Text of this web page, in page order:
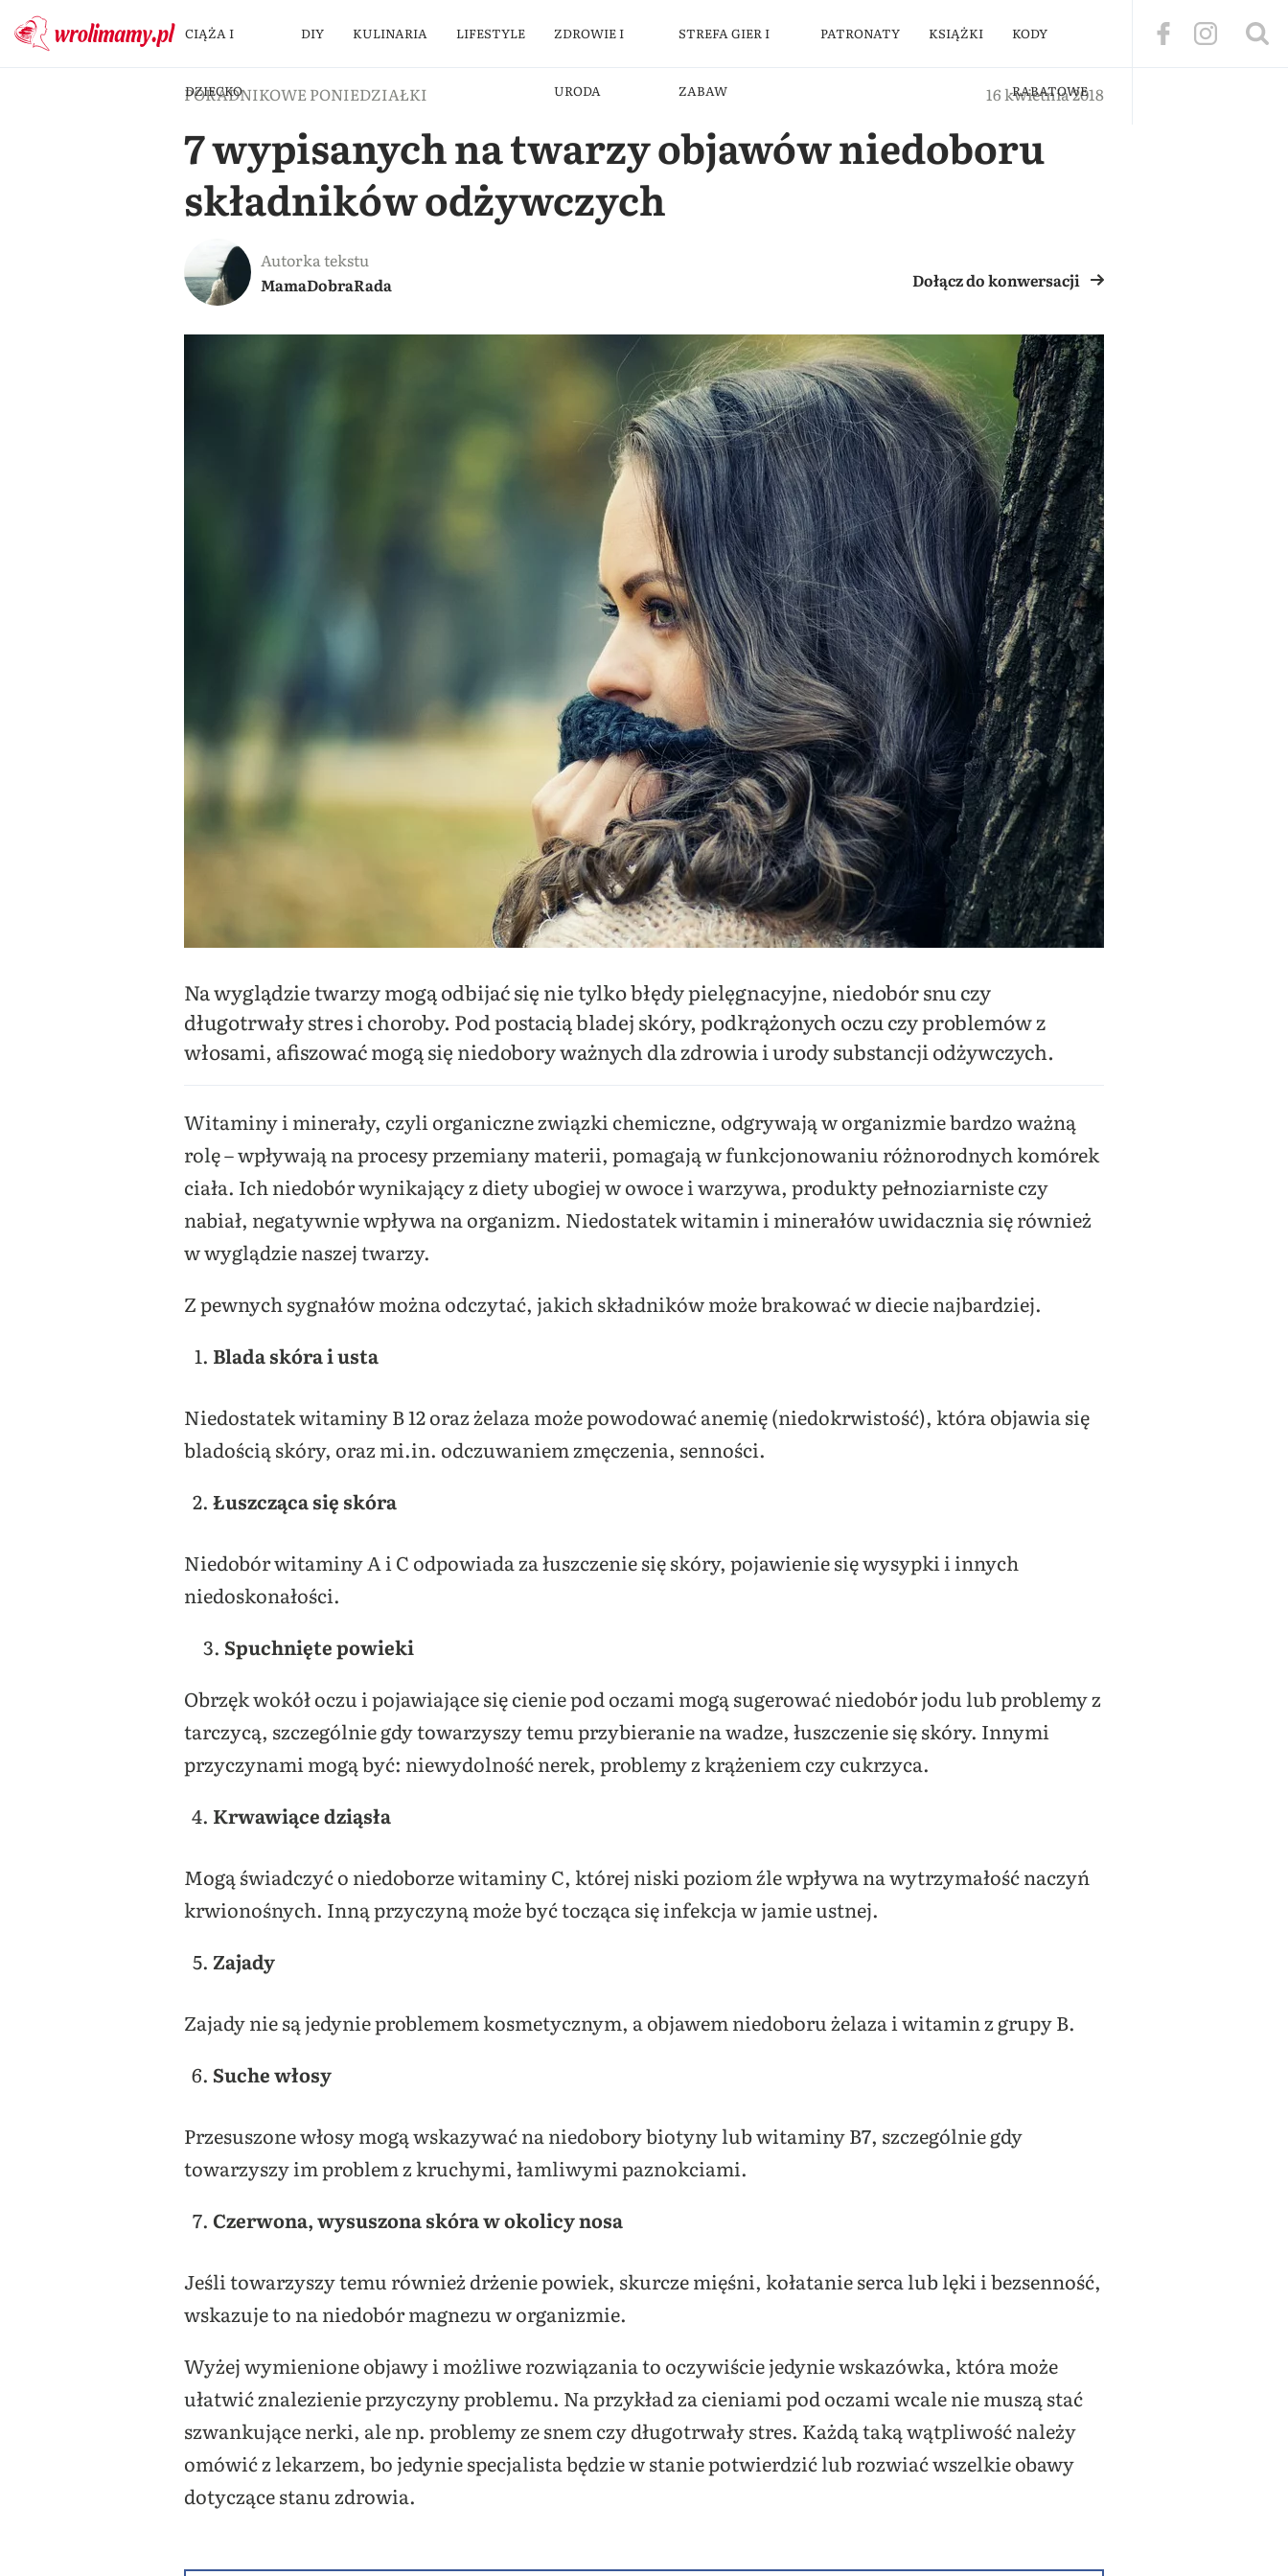
CIĄŻA I
DZIECKO
DIY KULINARIA LIFESTYLE ZDROWIE I
URODA
STREFA GIER I
ZABAW
PATRONATY KSIĄŻKI KODY
RABATOWE
PORADNIKOWE PONIEDZIAŁKI 16 kwietnia 2018
7 wypisanych na twarzy objawów niedoboru
składników odżywczych
Autorka tekstu
MamaDobraRada
Dołącz do konwersacji
Na wyglądzie twarzy mogą odbijać się nie tylko błędy pielęgnacyjne, niedobór snu czy
długotrwały stres i choroby. Pod postacią bladej skóry, podkrążonych oczu czy problemów z
włosami, afiszować mogą się niedobory ważnych dla zdrowia i urody substancji odżywczych.
Witaminy i minerały, czyli organiczne związki chemiczne, odgrywają w organizmie bardzo ważną
rolę – wpływają na procesy przemiany materii, pomagają w funkcjonowaniu różnorodnych komórek
ciała. Ich niedobór wynikający z diety ubogiej w owoce i warzywa, produkty pełnoziarniste czy
nabiał, negatywnie wpływa na organizm. Niedostatek witamin i minerałów uwidacznia się również
w wyglądzie naszej twarzy.
Z pewnych sygnałów można odczytać, jakich składników może brakować w diecie najbardziej.
Blada skóra i usta
Niedostatek witaminy B 12 oraz żelaza może powodować anemię (niedokrwistość), która objawia się
bladością skóry, oraz mi.in. odczuwaniem zmęczenia, senności.
Łuszcząca się skóra
Niedobór witaminy A i C odpowiada za łuszczenie się skóry, pojawienie się wysypki i innych
niedoskonałości.
3. Spuchnięte powieki
Obrzęk wokół oczu i pojawiające się cienie pod oczami mogą sugerować niedobór jodu lub problemy z
tarczycą, szczególnie gdy towarzyszy temu przybieranie na wadze, łuszczenie się skóry. Innymi
przyczynami mogą być: niewydolność nerek, problemy z krążeniem czy cukrzyca.
Krwawiące dziąsła
Mogą świadczyć o niedoborze witaminy C, której niski poziom źle wpływa na wytrzymałość naczyń
krwionośnych. Inną przyczyną może być tocząca się infekcja w jamie ustnej.
Zajady
Zajady nie są jedynie problemem kosmetycznym, a objawem niedoboru żelaza i witamin z grupy B.
Suche włosy
Przesuszone włosy mogą wskazywać na niedobory biotyny lub witaminy B7, szczególnie gdy
towarzyszy im problem z kruchymi, łamliwymi paznokciami.
Czerwona, wysuszona skóra w okolicy nosa
Jeśli towarzyszy temu również drżenie powiek, skurcze mięśni, kołatanie serca lub lęki i bezsenność,
wskazuje to na niedobór magnezu w organizmie.
Wyżej wymienione objawy i możliwe rozwiązania to oczywiście jedynie wskazówka, która może
ułatwić znalezienie przyczyny problemu. Na przykład za cieniami pod oczami wcale nie muszą stać
szwankujące nerki, ale np. problemy ze snem czy długotrwały stres. Każdą taką wątpliwość należy
omówić z lekarzem, bo jedynie specjalista będzie w stanie potwierdzić lub rozwiać wszelkie obawy
dotyczące stanu zdrowia.